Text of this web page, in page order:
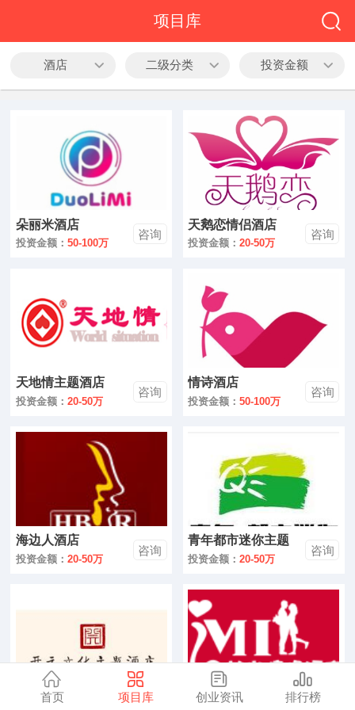
项目库
酒店 二级分类 投资金额
朵丽米酒店
投资金额： 50-100万
咨询
天鹅恋情侣酒店
投资金额：20-50万
咨询
天地情主题酒店
投资金额： 20-50万
咨询
情诗酒店
投资金额：50-100万
咨询
海边人酒店
投资金额： 20-50万
咨询
青年都市迷你主题
酒店
投资金额：20-50万
咨询
开元文化主题酒店 艾米情侣酒店
首页 项目库 创业资讯 排行榜
教育
家居
酒水饮品
医药
建材
美容